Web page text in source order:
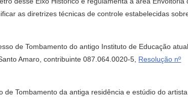
as diretrizes técnicas de controle estabelecidas
de Tombamento do antigo Instituto de Educação
Amaro, contribuinte 087.064.0020-5, Resolução nº
Tombamento da antiga residência e estúdio do artista